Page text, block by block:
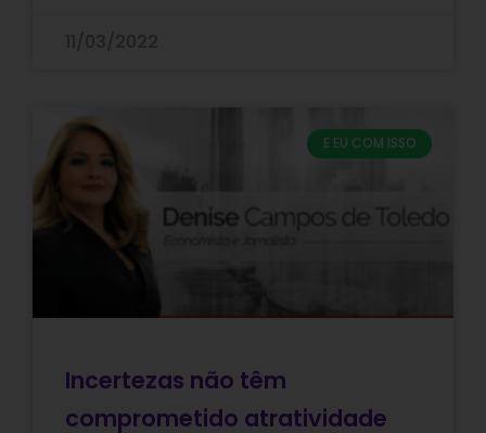
E EU COM ISSO
Incertezas não têm
comprometido atratividade